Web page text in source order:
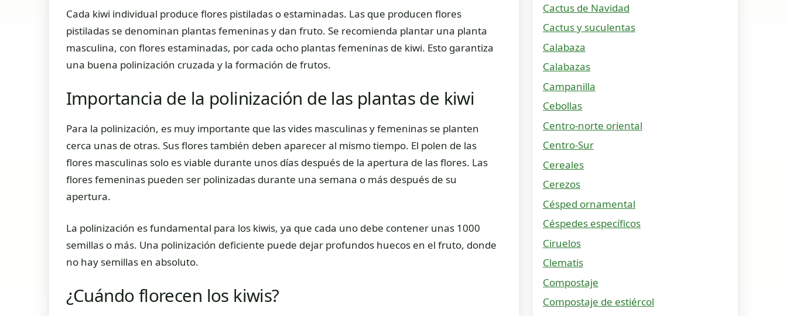
Cada kiwi individual produce flores pistiladas o estaminadas. Las que producen flores
pistiladas se denominan plantas femeninas y dan fruto. Se recomienda plantar una planta
masculina, con flores estaminadas, por cada ocho plantas femeninas de kiwi. Esto garantiza
una buena polinización cruzada y la formación de frutos.
Importancia de la polinización de las plantas de kiwi
Para la polinización, es muy importante que las vides masculinas y femeninas se planten
cerca unas de otras. Sus flores también deben aparecer al mismo tiempo. El polen de las
flores masculinas solo es viable durante unos días después de la apertura de las flores. Las
flores femeninas pueden ser polinizadas durante una semana o más después de su
apertura.
La polinización es fundamental para los kiwis, ya que cada uno debe contener unas 1000
semillas o más. Una polinización deficiente puede dejar profundos huecos en el fruto, donde
no hay semillas en absoluto.
¿Cuándo florecen los kiwis?
Cactus de Navidad
Cactus y suculentas
Calabaza
Calabazas
Campanilla
Cebollas
Centro-norte oriental
Centro-Sur
Cereales
Cerezos
Césped ornamental
Céspedes específicos
Ciruelos
Clematis
Compostaje
Compostaje de estiércol